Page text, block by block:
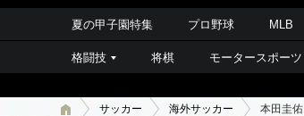
夏の甲子園特集 プロ野球 MLB
格闘技 将棋 モータースポーツ
サッカー 海外サッカー 本田圭